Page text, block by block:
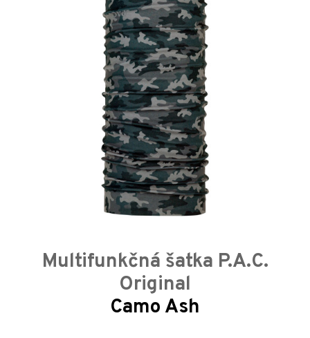
Multifunkčná šatka P.A.C.
Original
Camo Ash